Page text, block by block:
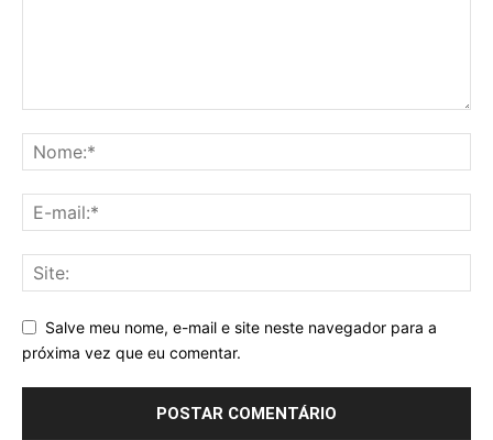
Salve meu nome, e-mail e site neste navegador para a
próxima vez que eu comentar.